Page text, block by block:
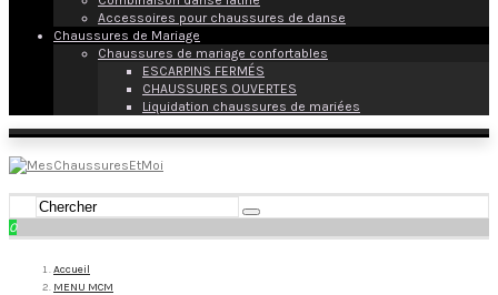
Accessoires pour chaussures de danse
Chaussures de Mariage
Chaussures de mariage confortables
ESCARPINS FERMÉS
CHAUSSURES OUVERTES
Liquidation chaussures de mariées
0
Accueil
MENU MCM